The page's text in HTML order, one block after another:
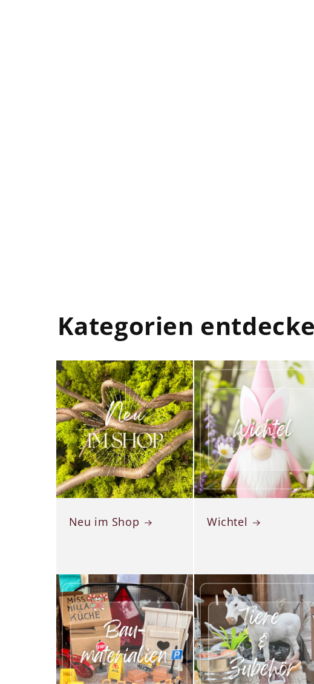
Kategorien
Neu im Shop Wichtel